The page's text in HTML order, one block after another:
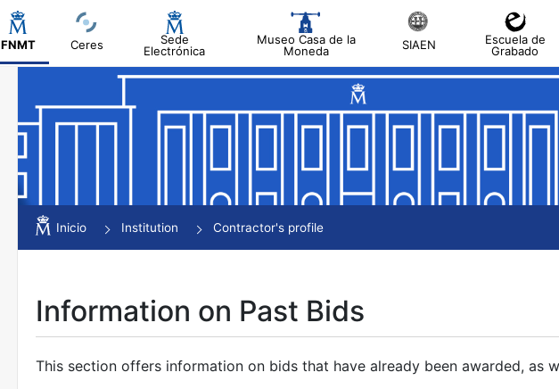
FNMT Ceres
Sede
Electrónica
Museo Casa de la
Moneda
SIAEN
Escuela de
Grabado
Show/Hide
Inicio Institution Contractor's profile
Information on Past Bids
This section offers information on bids that have already been awarded, as